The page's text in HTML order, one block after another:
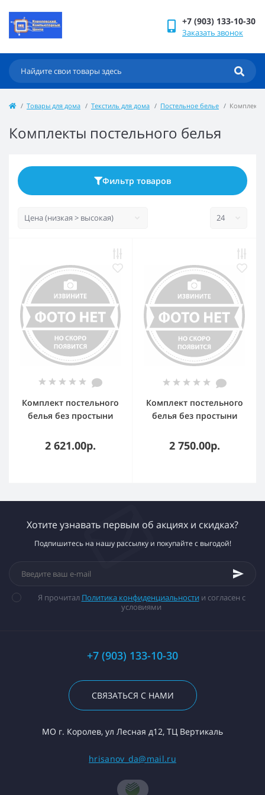
+7 (903) 133-10-30
Заказать звонок
Товары для дома Текстиль для дома Постельное белье
Комплекты постельного белья
Фильтр товаров
Комплект постельного
белья без простыни
горчичный жёлтый
2 621.00р.
Комплект постельного
белья без простыни
спальный, ночной
2 750.00р.
Хотите узнавать первым об акциях и скидках?
Подпишитесь на нашу рассылку и покупайте с выгодой!
Я прочитал Политика конфиденциальности и согласен с
условиями
+7 (903) 133-10-30
СВЯЗАТЬСЯ С НАМИ
МО г. Королев, ул Лесная д12, ТЦ Вертикаль
hrisanov_da@mail.ru